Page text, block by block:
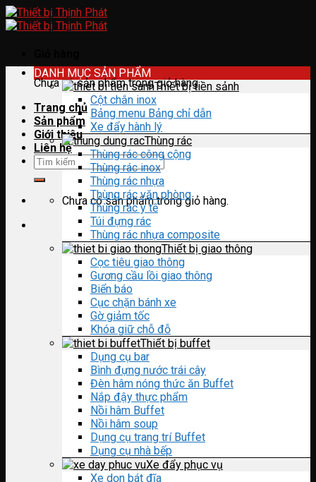
Skip
to
Chưa có sản phẩm trong giỏ hàng.
Trang chủ
Sản phẩm
Giới thiệu
Liên hệ
Tìm
kiếm:
Chưa có sản phẩm trong giỏ hàng.
DANH MỤC SẢN PHẨM
Thiết bị tiền sảnh
Cột chắn inox
Bảng menu Bảng chỉ dẫn
Xe đẩy hành lý
Thùng rác
Thùng rác công cộng
Thùng rác inox
Thùng rác nhựa
Thùng rác văn phòng
Thùng rác y tế
Túi đựng rác
Thùng rác nhựa composite
Thiết bị giao thông
Cọc tiêu giao thông
Gương cầu lồi giao thông
Biển báo
Cục chặn bánh xe
Gờ giảm tốc
Khóa giữ chỗ đỗ
Thiết bị buffet
Dụng cụ bar
Bình đựng nước trái cây
Đèn hâm nóng thức ăn Buffet
Nắp đậy thực phẩm
Nồi hâm Buffet
Nồi hâm soup
Dụng cụ trang trí Buffet
Dụng cụ nhà bếp
Xe đẩy phục vụ
Xe dọn bát đĩa